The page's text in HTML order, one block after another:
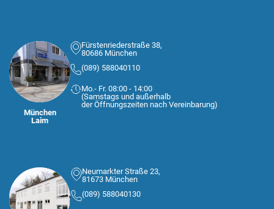
München
Laim
Fürstenriederstraße 38,
80686 München
(089) 588040110
Mo.- Fr. 08:00 - 14:00
(Samstags und außerhalb
der Öffnungszeiten nach Vereinbarung)
Neumarkter Straße 23,
81673 München
(089) 588040130